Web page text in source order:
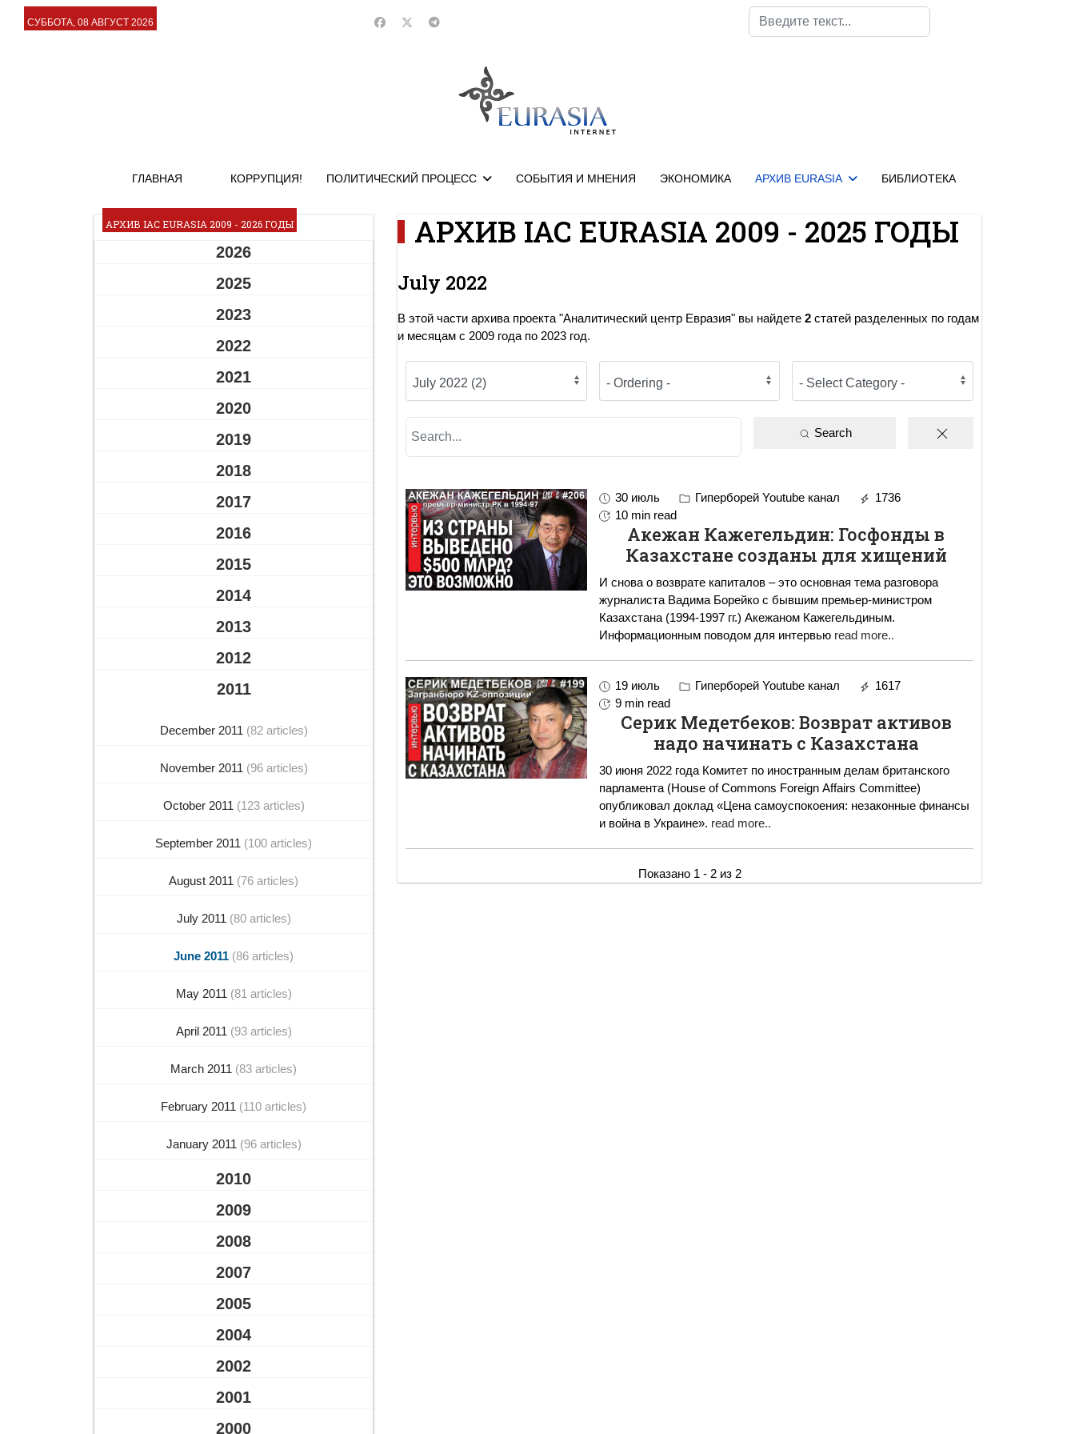
СУББОТА, 08 АВГУСТ 2026
Поиск
ГЛАВНАЯ КОРРУПЦИЯ! ПОЛИТИЧЕСКИЙ ПРОЦЕСС СОБЫТИЯ И МНЕНИЯ ЭКОНОМИКА АРХИВ EURASIA БИБЛИОТЕКА
АРХИВ IAC EURASIA 2009 - 2026 ГОДЫ
2026
2025
2023
2022
2021
2020
2019
2018
2017
2016
2015
2014
2013
2012
2011
December 2011 (82 articles)
November 2011 (96 articles)
October 2011 (123 articles)
September 2011 (100 articles)
August 2011 (76 articles)
July 2011 (80 articles)
June 2011 (86 articles)
May 2011 (81 articles)
April 2011 (93 articles)
March 2011 (83 articles)
February 2011 (110 articles)
January 2011 (96 articles)
2010
2009
2008
2007
2005
2004
2002
2001
2000
АРХИВ IAC EURASIA 2009 - 2025 ГОДЫ
July 2022
В этой части архива проекта "Аналитический центр Евразия" вы найдете 2 статей разделенных по годам
и месяцам с 2009 года по 2023 год.
Search
30 июль Гиперборей Youtube канал
1736
10 min read
Акежан Кажегельдин: Госфонды в
Казахстане созданы для хищений
И снова о возврате капиталов – это основная тема разговора
журналиста Вадима Борейко с бывшим премьер-министром
Казахстана (1994-1997 гг.) Акежаном Кажегельдиным.
Информационным поводом для интервью read more..
19 июль Гиперборей Youtube канал
1617
9 min read
Серик Медетбеков: Возврат активов
надо начинать с Казахстана
30 июня 2022 года Комитет по иностранным делам британского
парламента (House of Commons Foreign Affairs Committee)
опубликовал доклад «Цена самоуспокоения: незаконные финансы
и война в Украине». read more..
Показано 1 - 2 из 2